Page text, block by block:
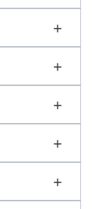
+
+
+
+
+